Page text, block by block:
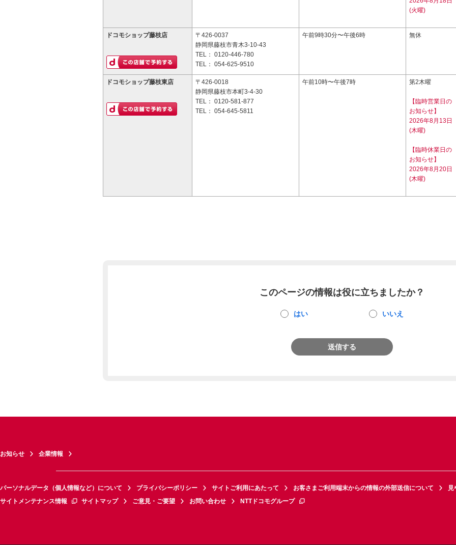
(火曜)
ドコモショップ藤枝店
〒426-0037
静岡県藤枝市青木3-10-43
TEL： 0120-446-780
TEL： 054-625-9510
午前9時30分〜午後6時 無休
ドコモショップ藤枝東店
〒426-0018
静岡県藤枝市本町3-4-30
TEL： 0120-581-877
TEL： 054-645-5811
午前10時〜午後7時 第2木曜
【臨時営業日の
お知らせ】
2026年8月13日
(木曜)
【臨時休業日の
お知らせ】
2026年8月20日
(木曜)
このページの情報は役に立ちましたか？
はい いいえ
送信する
お知らせ 企業情報
パーソナルデータ（個人情報など）について プライバシーポリシー サイトご利用にあたって お客さまご利用端末からの情報の外部送信について
見
サイトメンテナンス情報
サイトマップ ご意見・ご要望 お問い合わせ NTTドコモグループ